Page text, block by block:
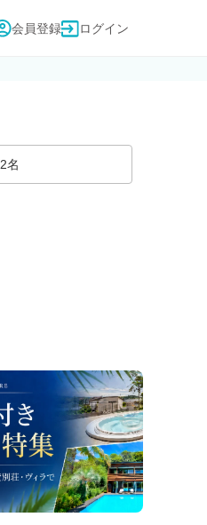
会員登録 ログイン
2名